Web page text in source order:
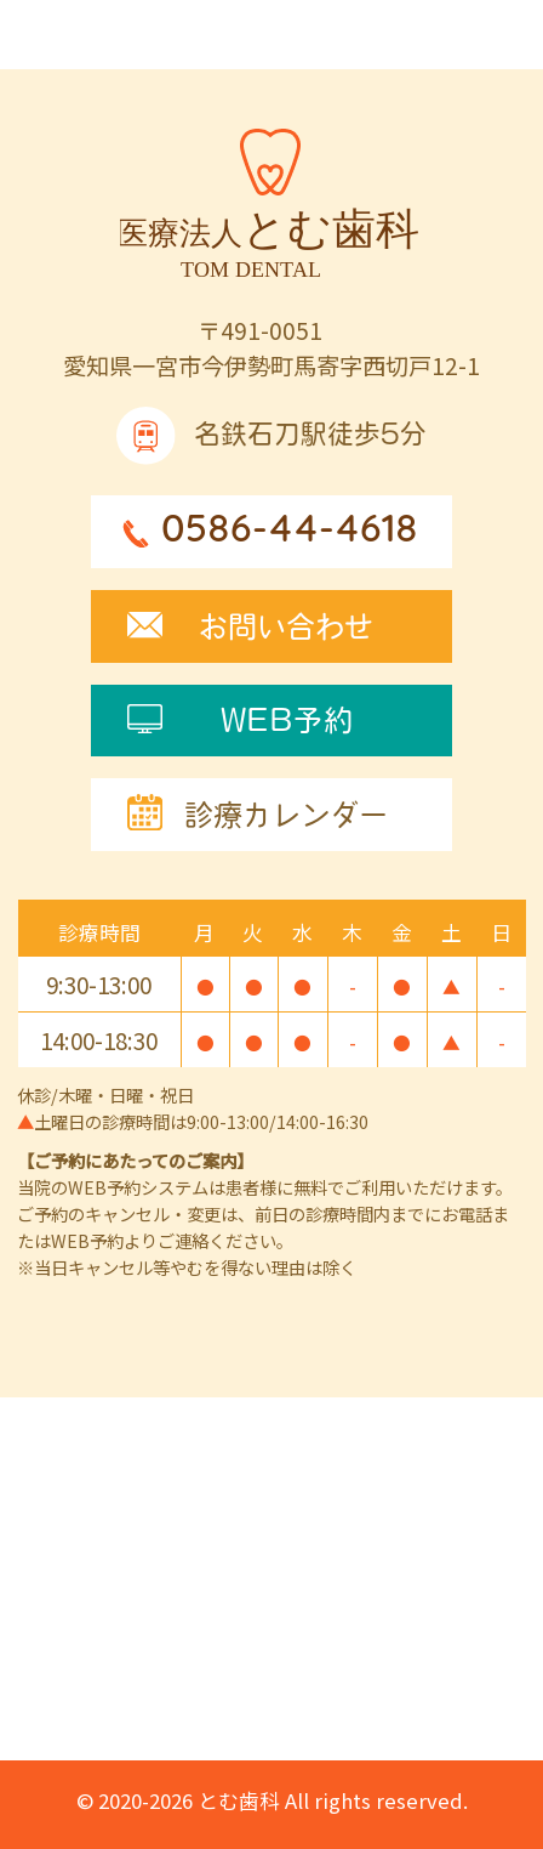
〒491-0051
愛知県一宮市今伊勢町馬寄字西切戸12-1
名鉄石刀駅徒歩5分
0586-44-4618
お問い合わせ
WEB予約
診療カレンダー
診療時間 月 火 水 木 金 土 日
9:30-13:00 ● ● ● - ● ▲ -
14:00-18:30 ● ● ● - ● ▲ -
休診/木曜・日曜・祝日
▲土曜日の診療時間は9:00-13:00/14:00-16:30
【ご予約にあたってのご案内】
当院のWEB予約システムは患者様に無料でご利用いただけます。
ご予約のキャンセル・変更は、前日の診療時間内までにお電話ま
たはWEB予約よりご連絡ください。
※当日キャンセル等やむを得ない理由は除く
© 2020-2026 とむ歯科 All rights reserved.